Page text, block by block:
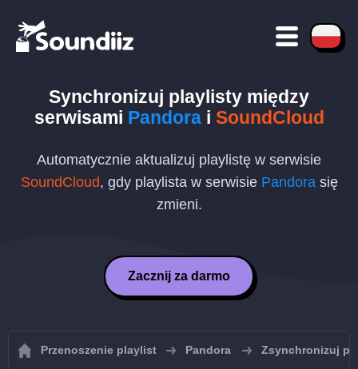
Synchronizuj playlisty między
serwisami Pandorai SoundCloud
Automatycznie aktualizuj playlistę w serwisie
SoundCloud, gdy playlista w serwisie Pandorasię
zmieni.
Zacznij za darmo
Przenoszenie playlist Pandora Zsynchronizuj